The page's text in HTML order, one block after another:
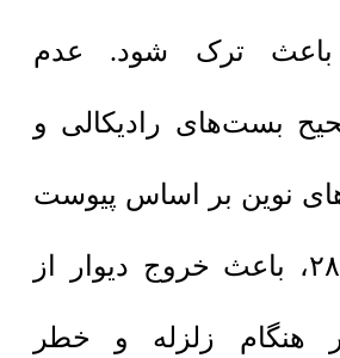
باعث ترک شود. عدم
بست‌های رادیکالی و
نوین بر اساس پیوست
ششم ۲۸۰۰، باعث خروج دیوار از
هنگام زلزله و خطر